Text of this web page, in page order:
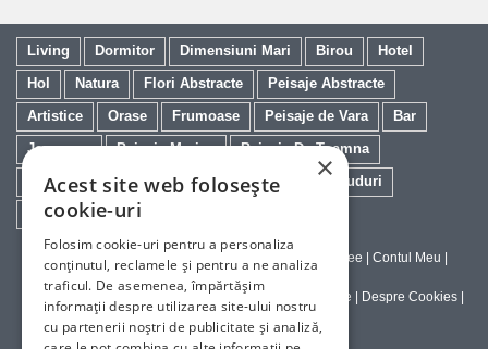
Living Dormitor Dimensiuni Mari Birou
Hotel
Hol
Natura Flori Abstracte
Peisaje Abstracte
Artistice
Orase Frumoase Peisaje de Vara
Bar
Japoneze
Peisaje Marine
Peisaje De Toamna
Minimaliste
Salon Cai Feng Shui
Nuduri
Trandafiri
Vintage
Contact Despre galeriaq Calitatea Tablourilor Giclee | Contul Meu |
Tablouri la Comanda
| Politica de Confidentialitate | Despre Cookies |
Termeni si Conditii de Utilizare
×
Acest site web folosește
cookie-uri
Folosim cookie-uri pentru a personaliza
conținutul, reclamele și pentru a ne analiza
traficul. De asemenea, împărtășim
informații despre utilizarea site-ului nostru
cu partenerii noștri de publicitate și analiză,